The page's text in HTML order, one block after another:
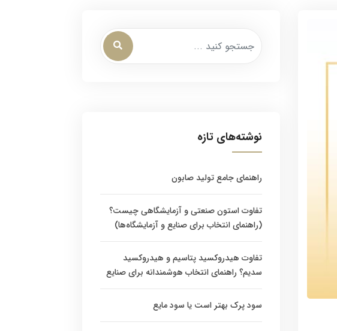
نوشته‌های تازه
راهنمای جامع تولید صابون
تفاوت استون صنعتی و آزمایشگاهی چیست؟
(راهنمای انتخاب برای صنایع و آزمایشگاه‌ها)
تفاوت هیدروکسید پتاسیم و هیدروکسید
سدیم؟ راهنمای انتخاب هوشمندانه برای صنایع
سود پرک بهتر است یا سود مایع